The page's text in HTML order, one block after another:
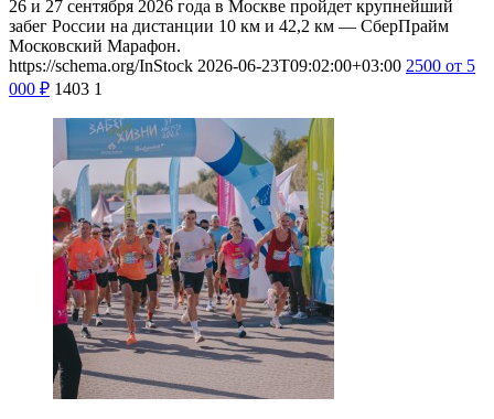
26 и 27 сентября 2026 года в Москве пройдет крупнейший
забег России на дистанции 10 км и 42,2 км — СберПрайм
Московский Марафон.
https://schema.org/InStock 2026-06-23T09:02:00+03:00 2500 от 5
000 ₽ 1403 1